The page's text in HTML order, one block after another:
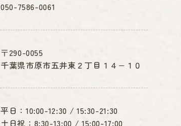
050-7586-0061
〒290-0055
千葉県市原市五井東２丁目１４−１０
平日：10:00-12:30 / 15:30-21:30
土日祝：8:30-13:00 / 15:00-17:00